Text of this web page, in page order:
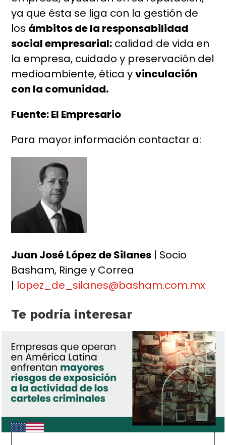
ya que ésta se liga con la gestión de
los ámbitos de la responsabilidad
social empresarial: calidad de vida en
la empresa, cuidado y preservación del
medioambiente, ética yvinculación
con la comunidad.
Fuente: El Empresario
Para mayor información contactar a:
Juan José López de Silanes | Socio
Basham, Ringe y Correa
| lopez_de_silanes@basham.com.mx
Te podría interesar